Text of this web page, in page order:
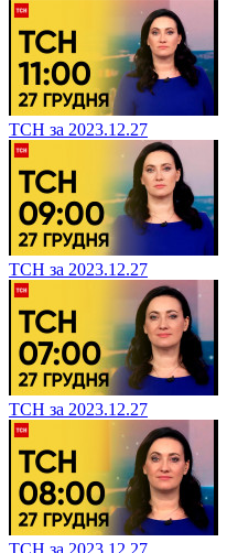
ТСН за 2023.12.27
ТСН за 2023.12.27
ТСН за 2023.12.27
ТСН за 2023.12.27